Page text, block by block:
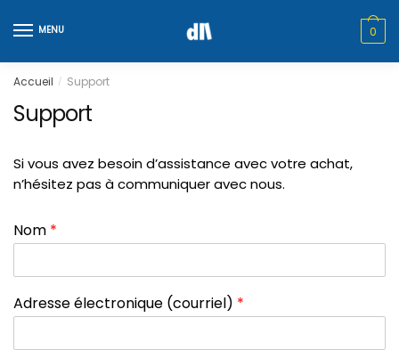
MENU 0
Accueil / Support
Support
Si vous avez besoin d’assistance avec votre achat,
n’hésitez pas à communiquer avec nous.
Nom *
Adresse électronique (courriel) *